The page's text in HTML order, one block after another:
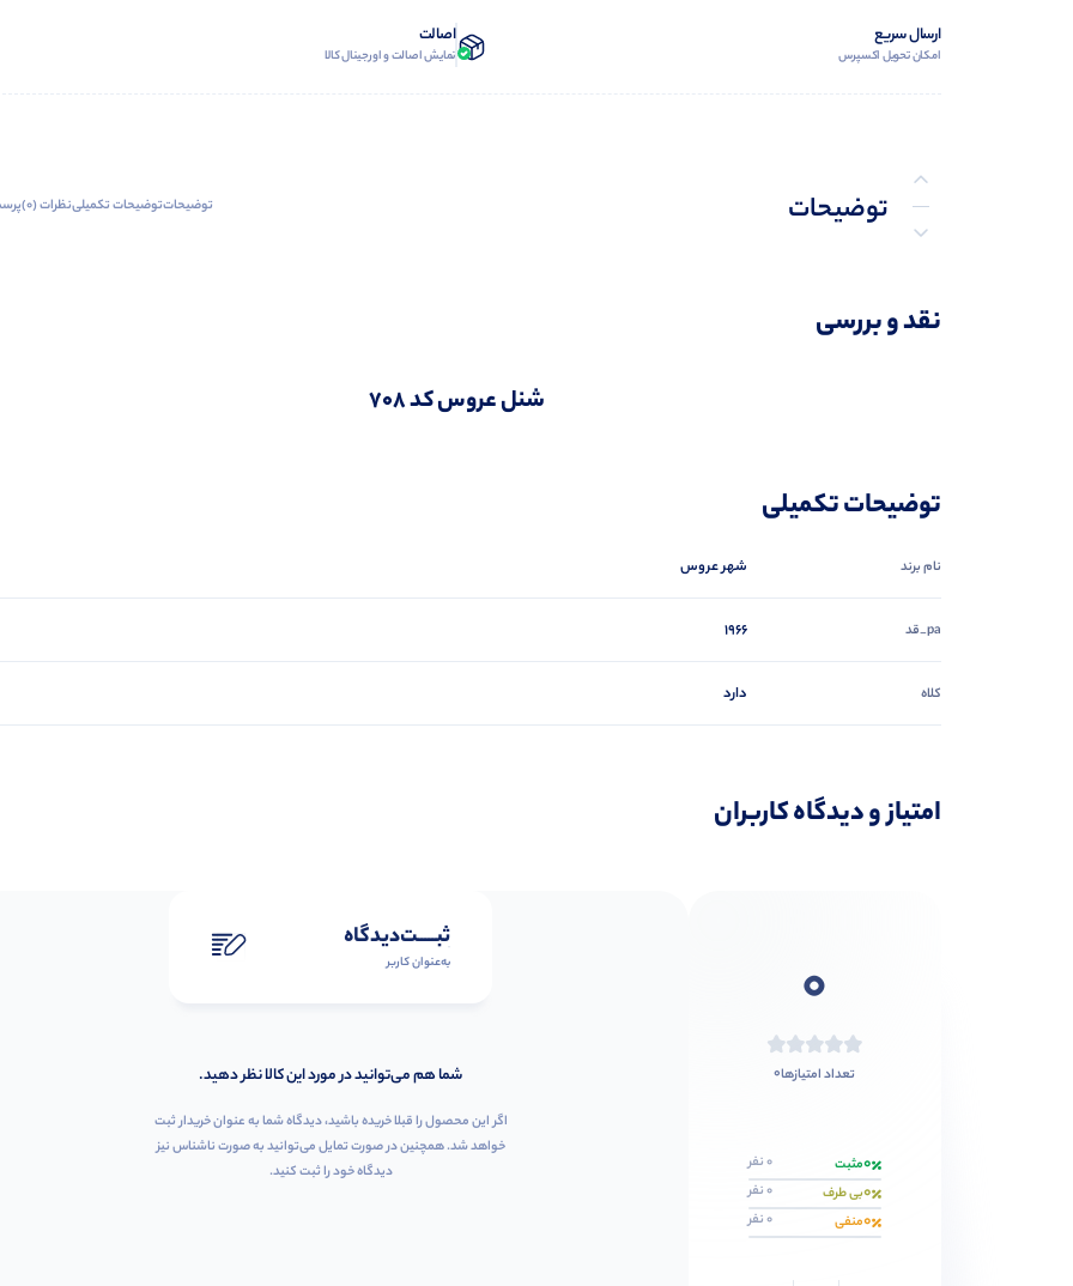
ارسال سریع
امکان تحویل اکسپرس
اصالت
نمایش اصالت و اورجینال کالا
توضیحات
نظرات (0)
توضیحاتتوضیحات تکمیلینظرات (0)
نقد و بررسی
شنل عروس کد 708
توضیحات تکمیلی
نام برند شهر عروس
pa_قد 1966
کلاه دارد
امتیاز و دیدگاه کاربران
0
تعداد امتیازها0
0مثبت 0 نفر
0بی طرف 0 نفر
0منفی 0 نفر
ثبـــــت‌دیدگاه
به‌عنوان کاربر
شما هم می‌توانید در مورد این کالا نظر دهید.
اگر این محصول را قبلا خریده باشید، دیدگاه شما به عنوان خریدار ثبت
خواهد شد. همچنین در صورت تمایل می‌توانید به صورت ناشناس نیز
دیدگاه خود را ثبت کنید.